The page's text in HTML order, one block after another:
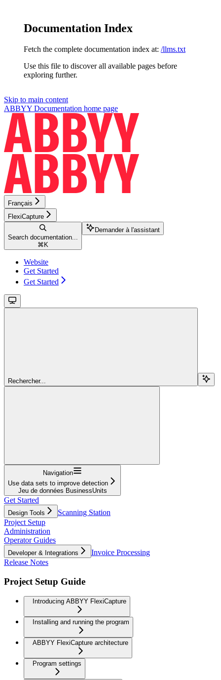
Documentation Index
Fetch the complete documentation index at: /llms.txt
Use this file to discover all available pages before
exploring further.
Skip to main content
ABBYY Documentation home page
Français
FlexiCapture
Search documentation...
⌘ K
Demander à l'assistant
Website
Get Started
Get Started
Rechercher...
Navigation
Use data sets to improve detection
Jeu de données BusinessUnits
Get Started
Design Tools
Scanning Station
Project Setup
Administration
Operator Guides
Developer & Integrations
Invoice Processing
Release Notes
Project Setup Guide
Introducing ABBYY FlexiCapture
Installing and running the program
ABBYY FlexiCapture architecture
Program settings